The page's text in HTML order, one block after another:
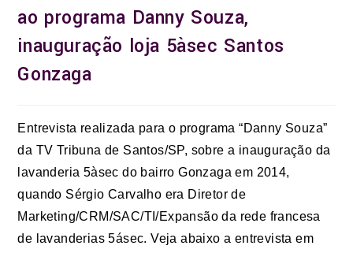
ao programa Danny Souza,
inauguração loja 5àsec Santos
Gonzaga
Entrevista realizada para o programa “Danny Souza”
da TV Tribuna de Santos/SP, sobre a inauguração da
lavanderia 5àsec do bairro Gonzaga em 2014,
quando Sérgio Carvalho era Diretor de
Marketing/CRM/SAC/TI/Expansão da rede francesa
de lavanderias 5ásec. Veja abaixo a entrevista em